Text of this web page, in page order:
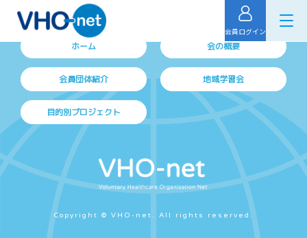
会員ログイン
ホーム 会の概要
会員団体紹介 地域学習会
目的別プロジェクト
Copyright © VHO-net. All rights reserved.